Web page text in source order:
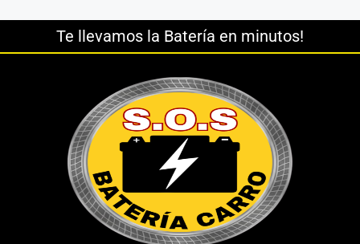
Te llevamos la Batería en minutos!